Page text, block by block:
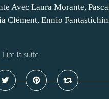
Avec Laura Morante,
Ennio
Lire la suite